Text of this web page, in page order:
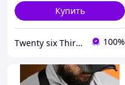
Купить
Twenty six Thirty eight 100%